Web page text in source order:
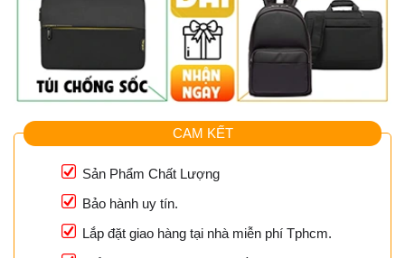
CAM KẾT
Sản Phẩm Chất Lượng
Bảo hành uy tín.
Lắp đặt giao hàng tại nhà miễn phí Tphcm.